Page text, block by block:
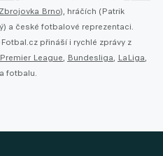
Zbrojovka Brno), hráčích (Patrik
a české fotbalové reprezentaci.
přináší i rychlé zprávy z
Premier League, Bundesliga, LaLiga,
fotbalu.